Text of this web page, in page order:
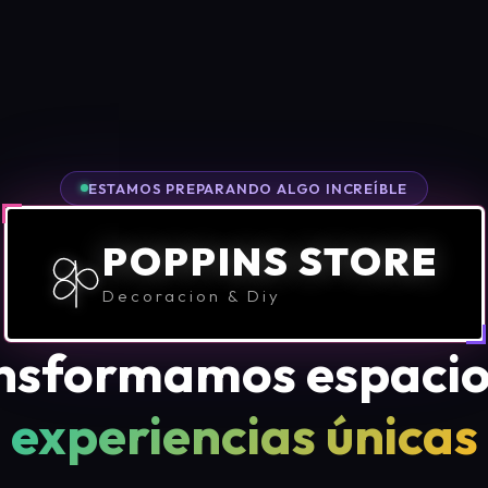
ESTAMOS PREPARANDO ALGO INCREÍBLE
POPPINS STORE
Decoracion & Diy
experiencias únicas